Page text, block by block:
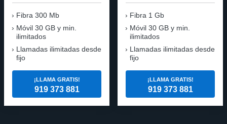
Fibra 300 Mb
Móvil 30 GB y min.
ilimitados
Llamadas ilimitadas desde
fijo
¡LLAMA GRATIS!
919 373 881
Fibra 1 Gb
Móvil 30 GB y min.
ilimitados
Llamadas ilimitadas desde
fijo
¡LLAMA GRATIS!
919 373 881